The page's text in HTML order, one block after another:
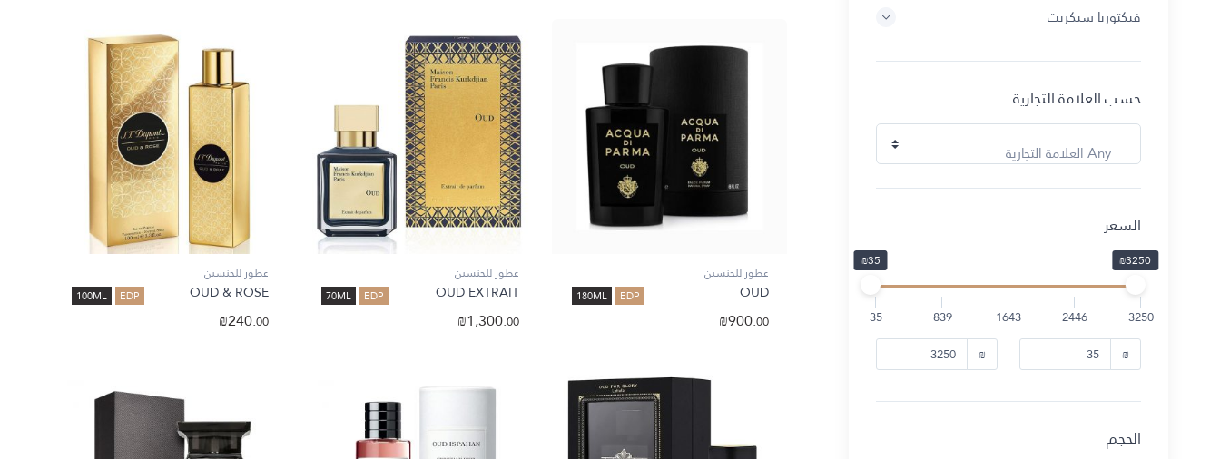
عطور للجنسين
180ML EDP OUD
₪900.00
عطور للجنسين
70ML EDP OUD EXTRAIT
₪1,300.00
عطور للجنسين
100ML EDP OUD & ROSE
₪240.00
فيكتوريا سيكريت
حسب العلامة التجارية
Any العلامة التجارية
السعر
₪35 ₪3250
35 839 1643 2446
3250
₪
₪
الحجم